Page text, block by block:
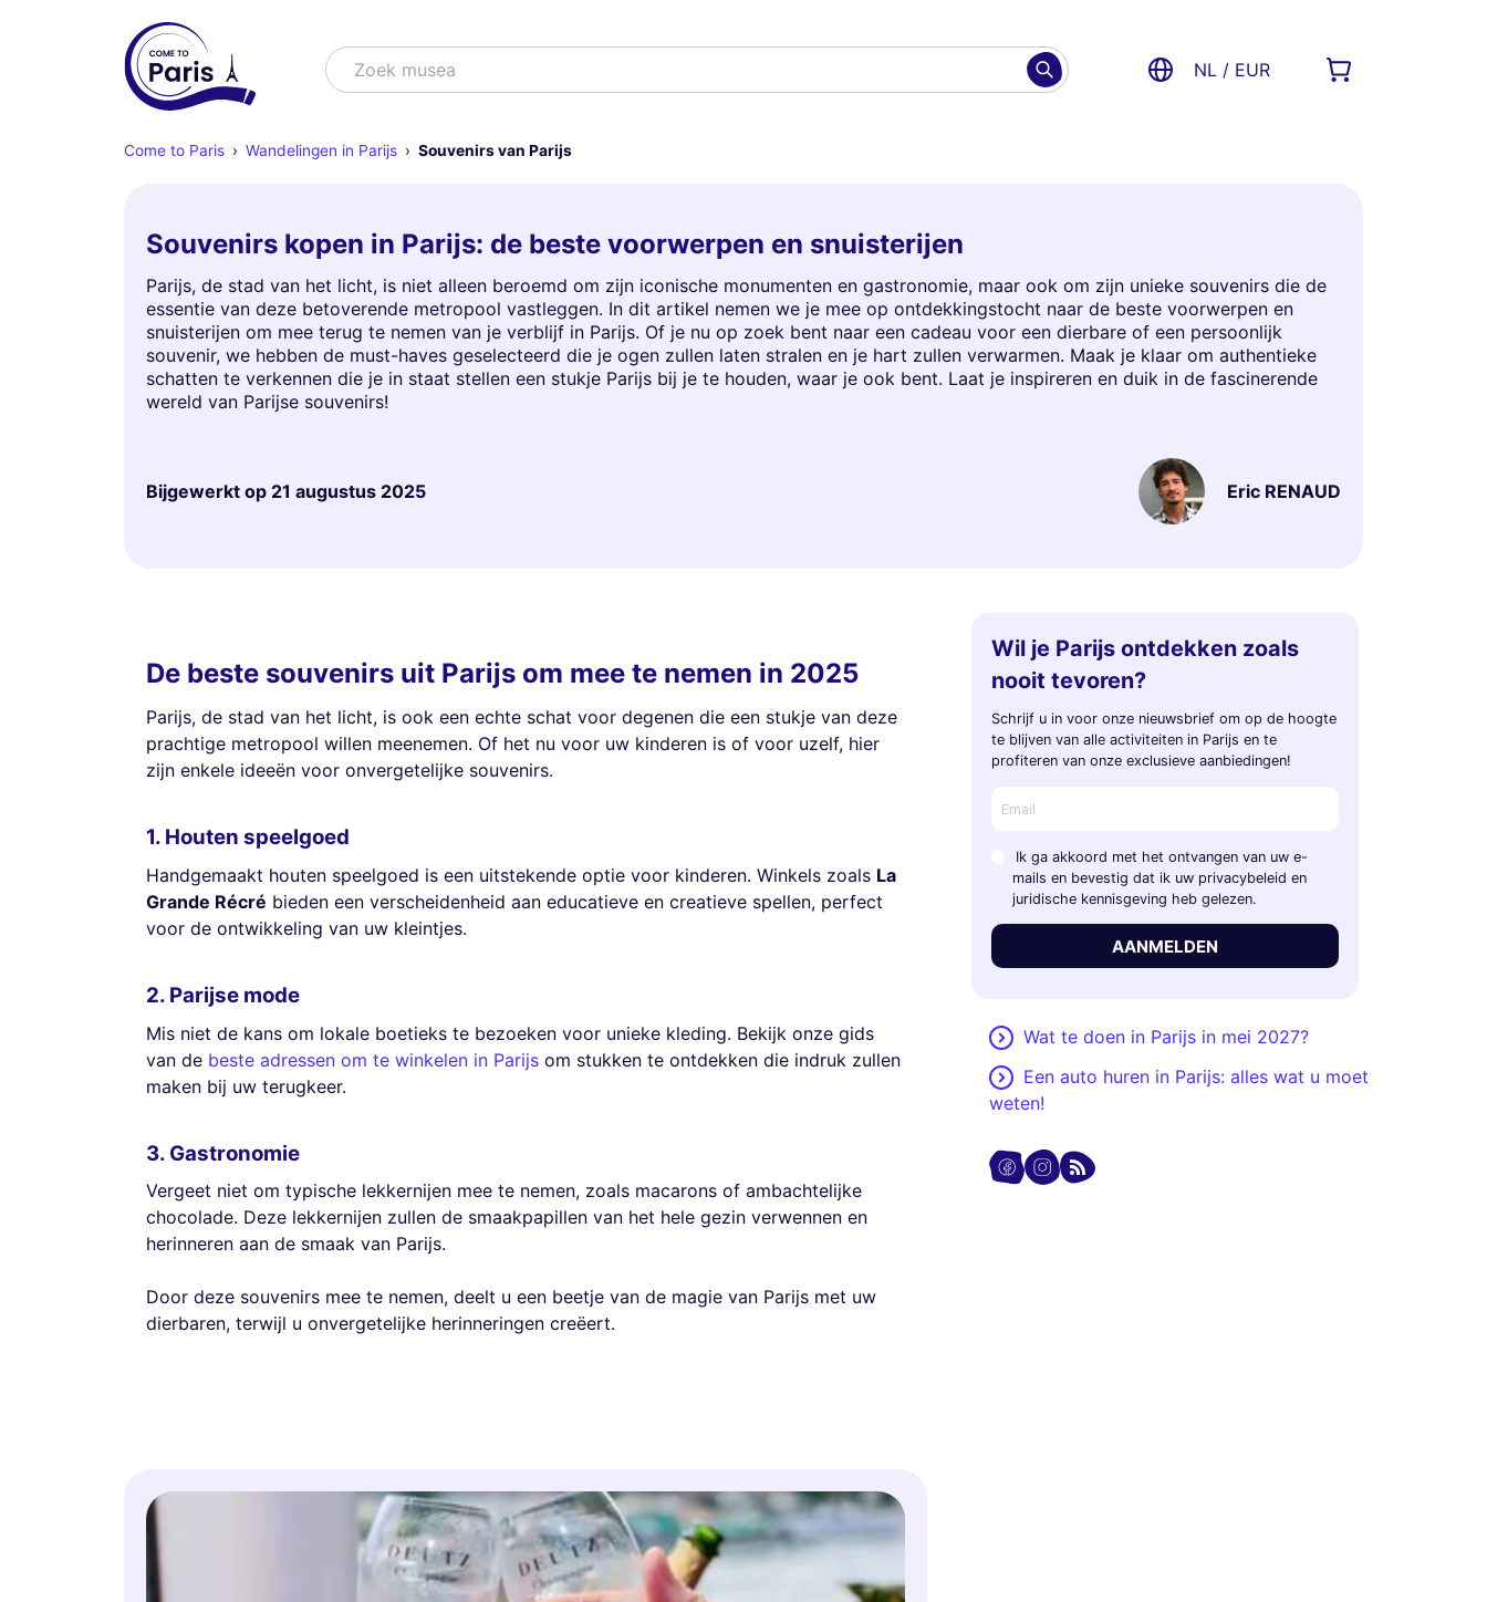
ZoekZoek musea NL / EUR
Come to Paris Wandelingen in Parijs Souvenirs van Parijs
Souvenirs kopen in Parijs: de beste voorwerpen en snuisterijen
Parijs, de stad van het licht, is niet alleen beroemd om zijn iconische monumenten en gastronomie, maar ook om zijn unieke souvenirs die de
essentie van deze betoverende metropool vastleggen. In dit artikel nemen we je mee op ontdekkingstocht naar de beste voorwerpen en
snuisterijen om mee terug te nemen van je verblijf in Parijs. Of je nu op zoek bent naar een cadeau voor een dierbare of een persoonlijk
souvenir, we hebben de must-haves geselecteerd die je ogen zullen laten stralen en je hart zullen verwarmen. Maak je klaar om authentieke
schatten te verkennen die je in staat stellen een stukje Parijs bij je te houden, waar je ook bent. Laat je inspireren en duik in de fascinerende
wereld van Parijse souvenirs!
Bijgewerkt op 21 augustus 2025 Eric RENAUD
De beste souvenirs uit Parijs om mee te nemen in 2025
Parijs, de stad van het licht, is ook een echte schat voor degenen die een stukje van deze
prachtige metropool willen meenemen. Of het nu voor uw kinderen is of voor uzelf, hier
zijn enkele ideeën voor onvergetelijke souvenirs.
1. Houten speelgoed
Handgemaakt houten speelgoed is een uitstekende optie voor kinderen. Winkels zoals La
Grande Récré bieden een verscheidenheid aan educatieve en creatieve spellen, perfect
voor de ontwikkeling van uw kleintjes.
2. Parijse mode
Mis niet de kans om lokale boetieks te bezoeken voor unieke kleding. Bekijk onze gids
van de beste adressen om te winkelen in Parijs om stukken te ontdekken die indruk zullen
maken bij uw terugkeer.
3. Gastronomie
Vergeet niet om typische lekkernijen mee te nemen, zoals macarons of ambachtelijke
chocolade. Deze lekkernijen zullen de smaakpapillen van het hele gezin verwennen en
herinneren aan de smaak van Parijs.
Door deze souvenirs mee te nemen, deelt u een beetje van de magie van Parijs met uw
dierbaren, terwijl u onvergetelijke herinneringen creëert.
Wil je Parijs ontdekken zoals
nooit tevoren?
Schrijf u in voor onze nieuwsbrief om op de hoogte
te blijven van alle activiteiten in Parijs en te
profiteren van onze exclusieve aanbiedingen!
Ik ga akkoord met het ontvangen van uw e-
mails en bevestig dat ik uw privacybeleid en
juridische kennisgeving heb gelezen.
AANMELDEN
Wat te doen in Parijs in mei 2027?
Een auto huren in Parijs: alles wat u moet
weten!